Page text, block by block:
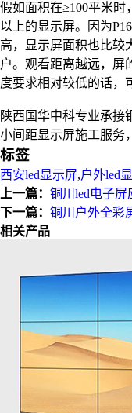
假如面积在≥100平米时
以上的显示屏。因为
高，显示屏面积也比较
户。观看距离越远，屏
度要求相对较低的话，
陕西国华中科专业承接
小间距显示屏施工服务
标签
西安led显示屏,户外led
上一篇： 铜川led电子
下一篇： 铜川户外全彩
相关产品